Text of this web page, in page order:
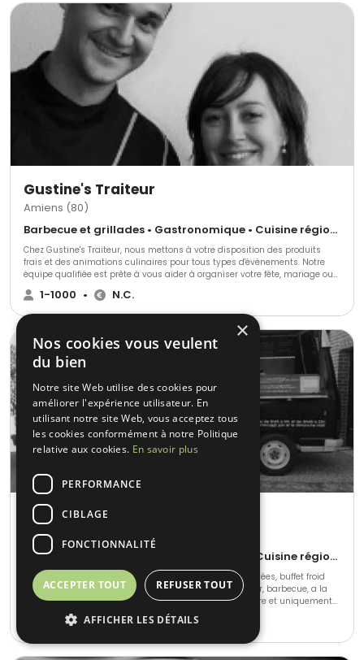
Gustine's Traiteur
Amiens (80)
Barbecue et grillades • Gastronomique • Cuisine régionale
Chez Gustine's Traiteur, nous mettons à votre disposition des produits
frais et des animations culinaires pour tous types d'évènements. Notre
équipe qualifiée est prête à vous aider à organiser votre fête, mariage ou
autre évènement spécial et à vous offrir des plats frais et des animations
culinaires de qualité. Contactez-nous dès aujourd'hui et faites confiance à
Gustine's Traiteur pour votre évènement.
1-1000 • N.C.
Aux Folie's Burger
Warneton (59)
Barbecue et grillades • Gastronomique • Cuisine régionale
Nous réalisons pour tous les goûts, des prestations variées, buffet froid
chaud, cocktail dînatoire, plancha, atelier crêpes, burger, barbecue, a la
fois traditionnelle et élaborée ,bar a bonbons, sur mesure et uniquement
des produits frais. Sans oublier notre fameux Food Truck de Burgers fait
maison qui se déplace chez vous ou sur votre lieu de travail pour votre
20-1000 • N.C.
×
Nos cookies vous veulent
du bien
Notre site Web utilise des cookies pour
améliorer l'expérience utilisateur. En
utilisant notre site Web, vous acceptez tous
les cookies conformément à notre Politique
relative aux cookies. En savoir plus
PERFORMANCE
CIBLAGE
FONCTIONNALITÉ
ACCEPTER TOUT REFUSER TOUT
AFFICHER LES DÉTAILS